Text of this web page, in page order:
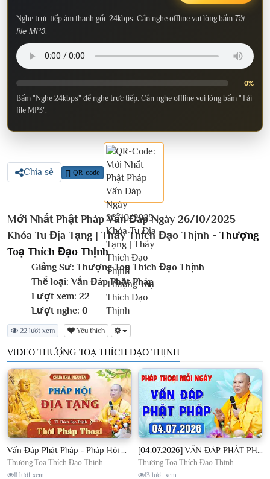
Nghe trực tiếp âm thanh gốc 24kbps. Cần nghe offline vui lòng bấm Tải
file MP3.
0%
Bấm "Nghe 24kbps" để nghe trực tiếp. Cần nghe offline vui lòng bấm "Tải
file MP3".
Chia sẻ QR-code
Mới Nhất Phật Pháp Vấn Đáp Ngày 26/10/2025
Khóa Tu Địa Tạng | Thầy Thích Đạo Thịnh - Thượng
Toạ Thích Đạo Thịnh
Giảng Sư: Thượng Toạ Thích Đạo Thịnh
Thể loại: Vấn Đáp Phật Pháp
Lượt xem: 22
Lượt nghe: 0
22 lượt xem Yêu thích
VIDEO THƯỢNG TOẠ THÍCH ĐẠO THỊNH
Vấn Đáp Phật Pháp - Pháp Hội Địa Tạng Ngày 01/08/2026│TT. Thích Đạo Thịnh
Thượng Toạ Thích Đạo Thịnh
11 lượt xem
[04.07.2026] VẤN ĐÁP PHẬT PHÁP - Nghe Thầy giảng Pháp mỗi ngày CÔNG ĐỨC VÔ LƯỢNG│TT. Thích Đạo Thịnh
Thượng Toạ Thích Đạo Thịnh
13 lượt xem